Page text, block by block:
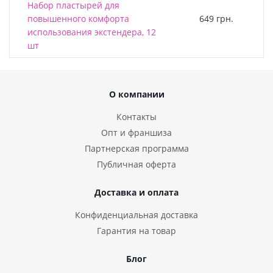
Набор пластырей для
повышенного комфорта
использования экстендера, 12
шт
649 грн.
О компании
Контакты
Опт и франшиза
Партнерская программа
Публичная оферта
Доставка и оплата
Конфиденциальная доставка
Гарантия на товар
Блог